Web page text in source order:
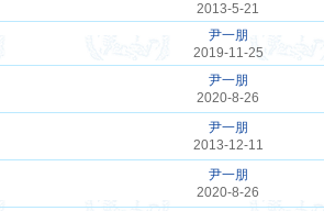
2013-5-21
尹一朋
2019-11-25
尹一朋
2020-8-26
尹一朋
2013-12-11
尹一朋
2020-8-26